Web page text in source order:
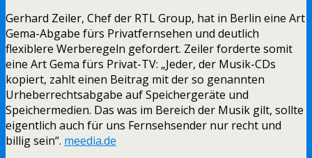
Gerhard Zeiler, Chef der RTL Group, hat in Berlin eine Art
Gema-Abgabe fürs Privatfernsehen und deutlich
flexiblere Werberegeln gefordert. Zeiler forderte somit
eine Art Gema fürs Privat-TV: „Jeder, der Musik-CDs
kopiert, zahlt einen Beitrag mit der so genannten
Urheberrechtsabgabe auf Speichergeräte und
Speichermedien. Das was im Bereich der Musik gilt, sollte
eigentlich auch für uns Fernsehsender nur recht und
billig sein“. meedia.de